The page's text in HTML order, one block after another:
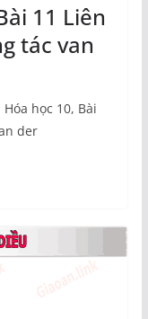
11 Liên
tác van
học 10, Bài
der